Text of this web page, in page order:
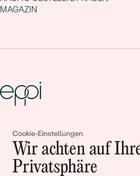
Cookie-Einstellungen
Wir achten auf
Privatsphäre
MAGAZIN
Gemeinsam
Geschichten von
Liebe